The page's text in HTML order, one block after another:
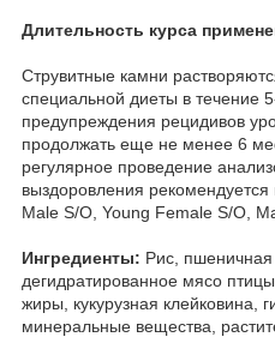
Длительность курса
Струвитные камни
специальной диеты в течение
предупреждения рецидивов
продолжать еще не менее 6
регулярное проведение
выздоровления рекомендуется
Male S/O, Young Female S/O,
Ингредиенты: Рис, пшеничная
дегидратированное мясо
жиры, кукурузная клейковина,
минеральные вещества,